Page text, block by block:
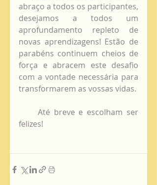
abraço a todos os participantes,
desejamos a todos um
aprofundamento repleto de
novas aprendizagens! Estão de
parabéns continuem cheios de
força e abracem este desafio
com a vontade necessária para
felizes!